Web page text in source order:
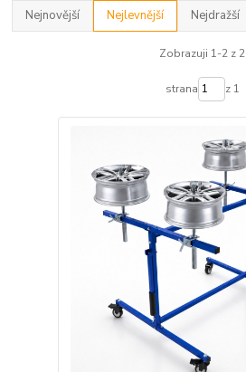
Nejnovější Nejlevnější Nejdražší
Zobrazuji 1-2 z 2
strana z 1